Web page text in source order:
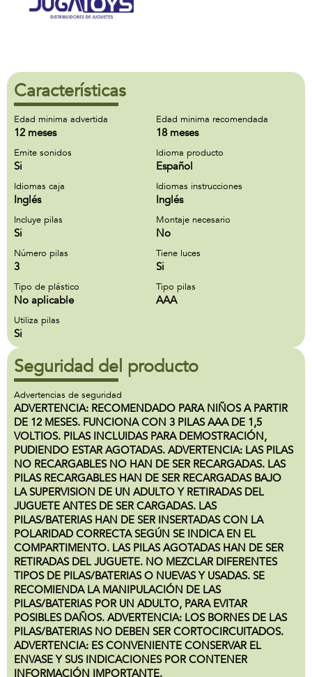
Características
Edad minima advertida
12 meses
Edad minima recomendada
18 meses
Emite sonidos
Si
Idioma producto
Español
Idiomas caja
Inglés
Idiomas instrucciones
Inglés
Incluye pilas
Si
Montaje necesario
No
Número pilas
3
Tiene luces
Si
Tipo de plástico
No aplicable
Tipo pilas
AAA
Utiliza pilas
Si
Seguridad del producto
Advertencias de seguridad
ADVERTENCIA: RECOMENDADO PARA NIÑOS A PARTIR
DE 12 MESES. FUNCIONA CON 3 PILAS AAA DE 1,5
VOLTIOS. PILAS INCLUIDAS PARA DEMOSTRACIÓN,
PUDIENDO ESTAR AGOTADAS. ADVERTENCIA: LAS PILAS
NO RECARGABLES NO HAN DE SER RECARGADAS. LAS
PILAS RECARGABLES HAN DE SER RECARGADAS BAJO
LA SUPERVISION DE UN ADULTO Y RETIRADAS DEL
JUGUETE ANTES DE SER CARGADAS. LAS
PILAS/BATERIAS HAN DE SER INSERTADAS CON LA
POLARIDAD CORRECTA SEGÚN SE INDICA EN EL
COMPARTIMENTO. LAS PILAS AGOTADAS HAN DE SER
RETIRADAS DEL JUGUETE. NO MEZCLAR DIFERENTES
TIPOS DE PILAS/BATERIAS O NUEVAS Y USADAS. SE
RECOMIENDA LA MANIPULACIÓN DE LAS
PILAS/BATERIAS POR UN ADULTO, PARA EVITAR
POSIBLES DAÑOS. ADVERTENCIA: LOS BORNES DE LAS
PILAS/BATERIAS NO DEBEN SER CORTOCIRCUITADOS.
ADVERTENCIA: ES CONVENIENTE CONSERVAR EL
ENVASE Y SUS INDICACIONES POR CONTENER
INFORMACIÓN IMPORTANTE.